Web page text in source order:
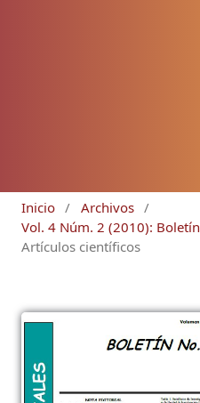
Inicio / Archivos /
Vol. 4 Núm. 2 (2010):
Artículos científicos